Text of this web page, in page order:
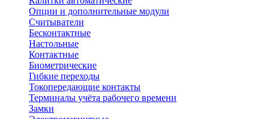
Опции и дополнительные модули
Считыватели
Бесконтактные
Настольные
Контактные
Биометрические
Гибкие переходы
Токопередающие контакты
Терминалы учёта рабочего времени
Замки